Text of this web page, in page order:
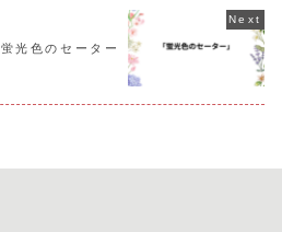
蛍光色のセーター